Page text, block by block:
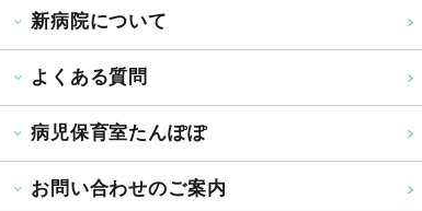
新病院について
よくある質問
病児保育室たんぽぽ
お問い合わせのご案内